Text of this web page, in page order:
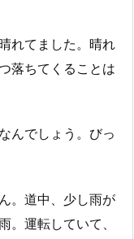
れてました。晴れ
落ちてくることは
んでしょう。びっ
。道中、少し雨が
。運転していて、